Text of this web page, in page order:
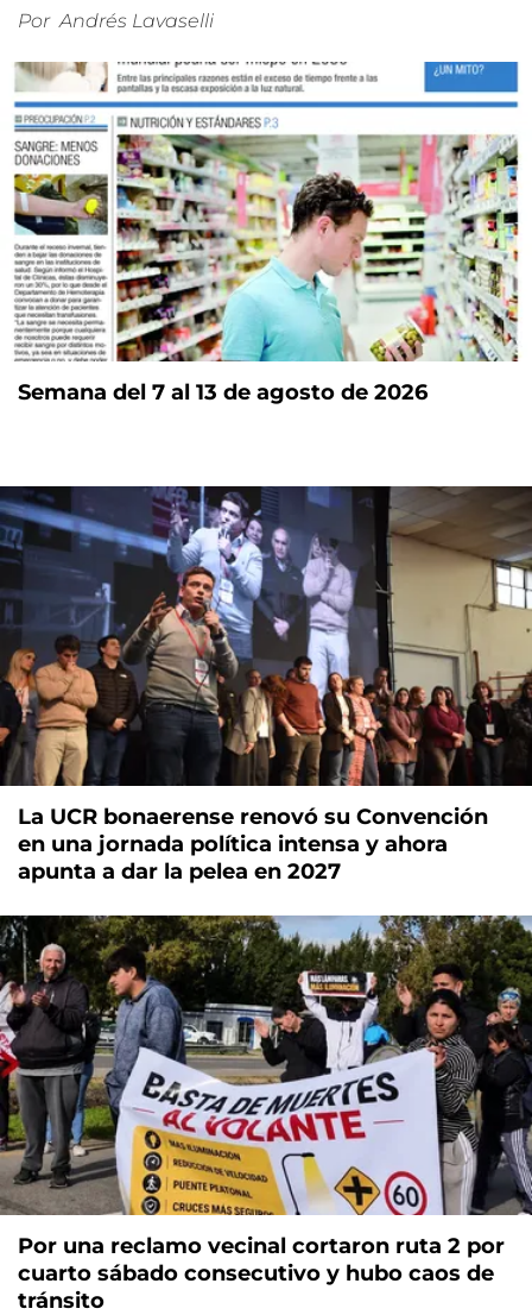
Por Andrés Lavaselli
Semana del 7 al 13 de agosto de 2026
La UCR bonaerense renovó su Convención
en una jornada política intensa y ahora
apunta a dar la pelea en 2027
Por una reclamo vecinal cortaron ruta 2 por
cuarto sábado consecutivo y hubo caos de
tránsito